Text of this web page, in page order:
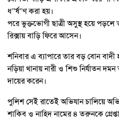
ধ”র্ষ”ণ করা হয়।
পরে ভুক্তভোগী ছাত্রী অসুস্থ হয়ে
রিক্সায় বাড়ি ফিরে আসেন।
শনিবার এ ব্যাপারে তার বড় বোন
নড়িয়া থানায় নারী ও শিশু নির্যাতন
দায়ের করেন।
পুলিশ সেই রাতেই অভিযান চালিয়ে
শাকিব ও নাহিদ নামের ৪ তরুনকে